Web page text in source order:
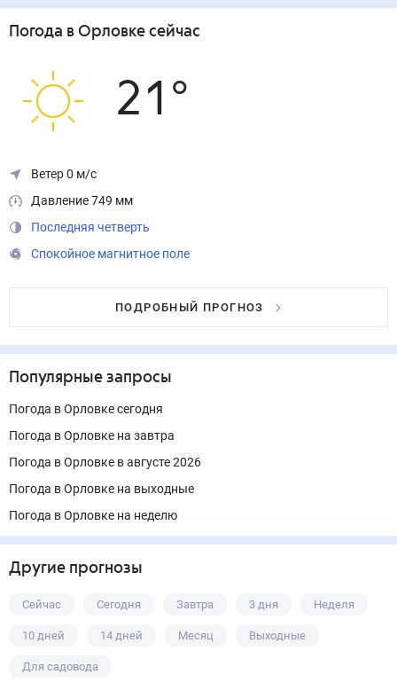
Погода в Орловке сейчас
21 °
Ветер 0 м/с
Давление 749 мм
Последняя четверть
Спокойное магнитное поле
ПОДРОБНЫЙ ПРОГНОЗ
Популярные запросы
Погода в Орловке сегодня
Погода в Орловке на завтра
Погода в Орловке в августе 2026
Погода в Орловке на выходные
Погода в Орловке на неделю
Другие прогнозы
Сейчас Сегодня Завтра 3 дня Неделя
10 дней 14 дней Месяц Выходные
Для садовода